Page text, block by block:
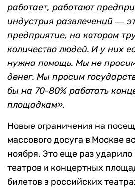
работает, работают
индустрия развлечений ―
предприятие, на котором
количество людей. И у них
нужна помощь. Мы не
денег. Мы просим
бы на 70-80% работать
площадкам».
Новые ограничения на
массового досуга в Москве
ноября. Это еще раз
театров и концертных
билетов в российских